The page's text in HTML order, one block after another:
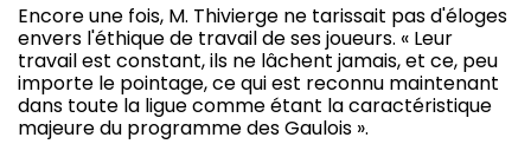
Encore une fois, M. Thivierge ne tarissait pas d'éloges
envers l'éthique de travail de ses joueurs. « Leur
travail est constant, ils ne lâchent jamais, et ce, peu
importe le pointage, ce qui est reconnu maintenant
dans toute la ligue comme étant la caractéristique
majeure du programme des Gaulois ».